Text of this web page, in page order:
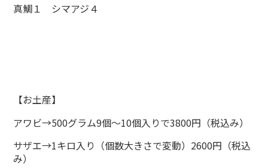
真鯛１ シマアジ４
【お土産】
アワビ→500グラム9個～10個入りで3800円（税込み）
サザエ→1キロ入り（個数大きさで変動）2600円（税込
み）